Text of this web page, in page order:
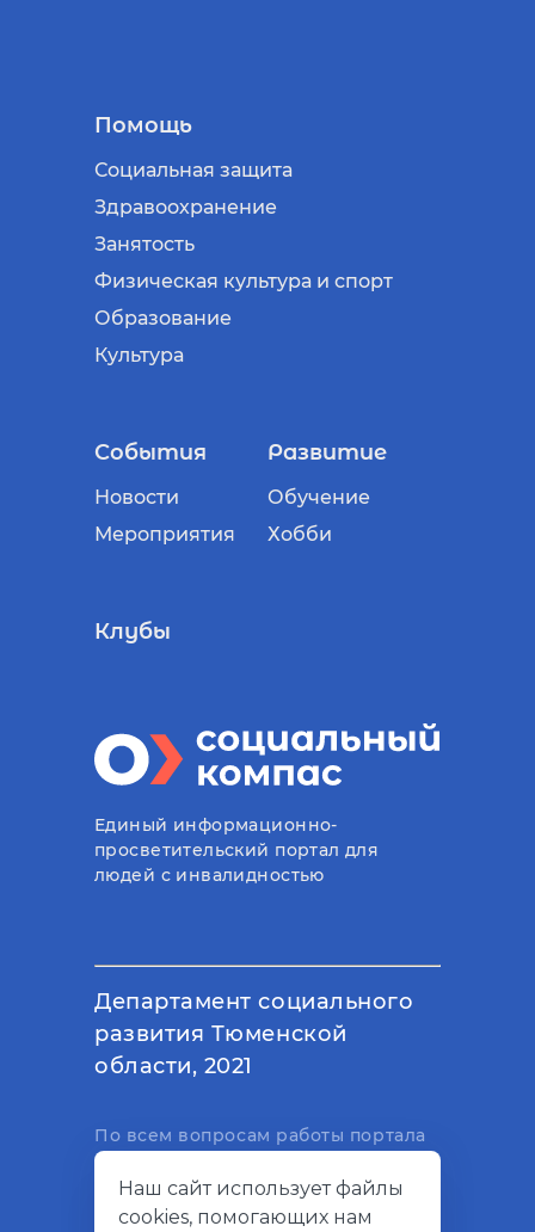
Помощь
Социальная защита
Здравоохранение
Занятость
Физическая культура и спорт
Образование
Культура
События
Новости
Мероприятия
Развитие
Обучение
Хобби
Клубы
Единый информационно-
просветительский портал для
людей с инвалидностью
Департамент социального
развития Тюменской
области, 2021
По всем вопросам работы портала
электронный адрес
Наш сайт использует файлы
cookies, помогающих нам